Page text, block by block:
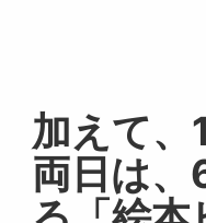
加えて
両日は